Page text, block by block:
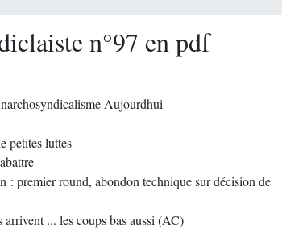
n°97 en pdf
Aujourdhui
petites luttes
: premier round, abondon technique sur décision de
arrivent ... les coups bas aussi (AC)